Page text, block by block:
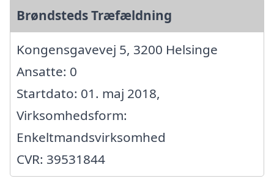
Brøndsteds Træfældning
Kongensgavevej 5, 3200 Helsinge
Ansatte: 0
Startdato: 01. maj 2018,
Virksomhedsform:
Enkeltmandsvirksomhed
CVR: 39531844